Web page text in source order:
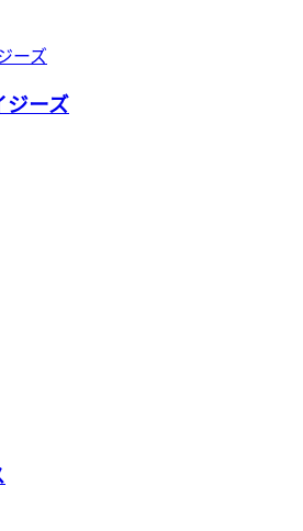
ジーズ